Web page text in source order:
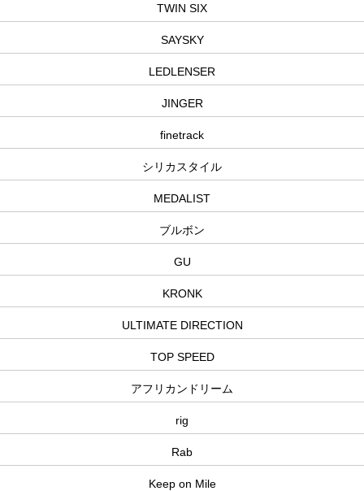
TWIN SIX
SAYSKY
LEDLENSER
JINGER
finetrack
シリカスタイル
MEDALIST
ブルボン
GU
KRONK
ULTIMATE DIRECTION
TOP SPEED
アフリカンドリーム
rig
Rab
Keep on Mile